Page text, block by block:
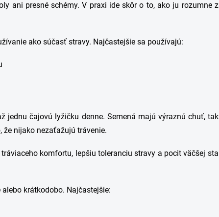
ani presné schémy. V praxi ide skôr o to, ako ju
ako súčasť stravy. Najčastejšie sa používajú:
jednu čajovú lyžičku denne. Semená majú výraznú chuť,
že nijako nezaťažujú trávenie.
komfortu, lepšiu toleranciu stravy a pocit väčšej
krátkodobo. Najčastejšie: